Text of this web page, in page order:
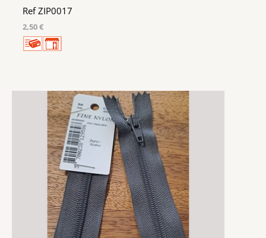
Ref ZIP0017
2,50 €